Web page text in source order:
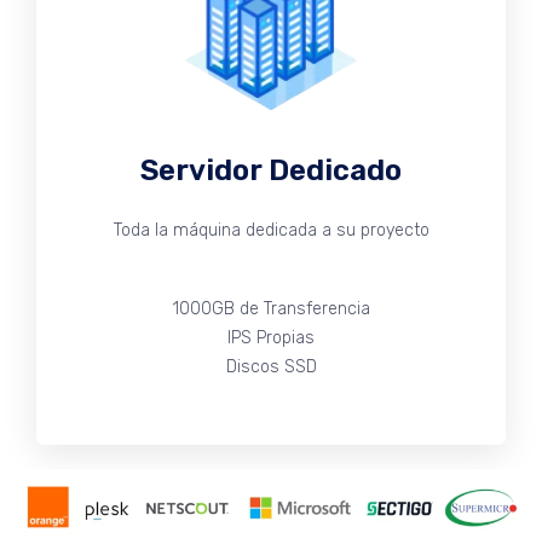
Servidor Dedicado
Toda la máquina dedicada a su proyecto
1000GB de Transferencia
IPS Propias
Discos SSD